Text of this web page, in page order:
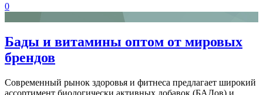
0
Бады и витамины оптом от мировых
брендов
Современный рынок здоровья и фитнеса предлагает широкий
ассортимент биологически активных добавок (БАДов) и